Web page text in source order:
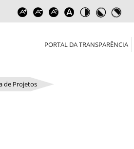
PORTAL DA TRANSPARÊNCIA
de Projetos